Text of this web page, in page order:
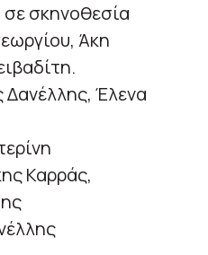
σε σκηνοθεσία
Άκη
Έλενα
Καρράς,